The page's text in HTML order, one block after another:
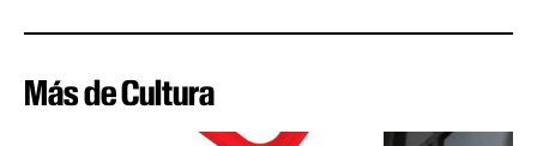
Más de Cultura